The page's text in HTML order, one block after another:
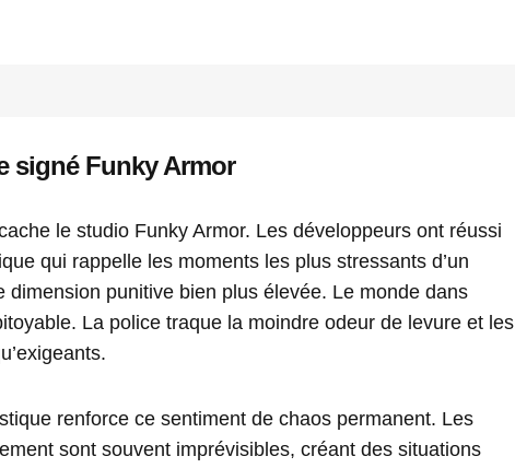
signé Funky Armor
le studio Funky Armor. Les développeurs ont réussi
qui rappelle les moments les plus stressants d’un
dimension punitive bien plus élevée. Le monde dans
La police traque la moindre odeur de levure et les
renforce ce sentiment de chaos permanent. Les
sont souvent imprévisibles, créant des situations